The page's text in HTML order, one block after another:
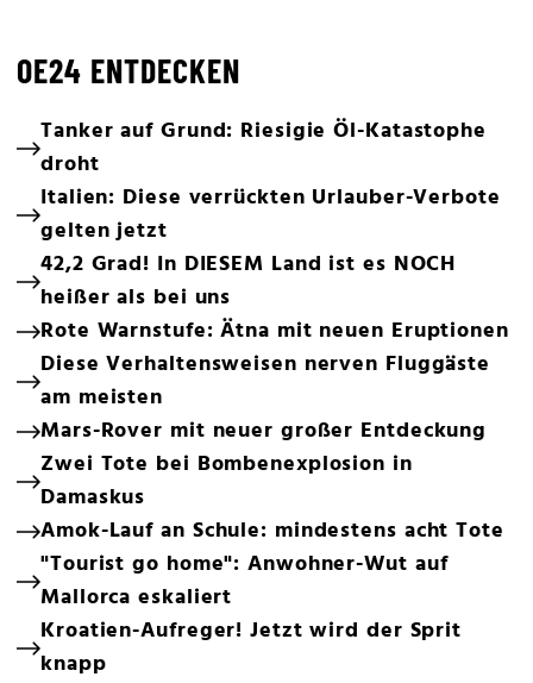
OE24 ENTDECKEN
Tanker auf Grund: Riesigie Öl-Katastophe
droht
Italien: Diese verrückten Urlauber-Verbote
gelten jetzt
42,2 Grad! In DIESEM Land ist es NOCH
heißer als bei uns
Rote Warnstufe: Ätna mit neuen Eruptionen
Diese Verhaltensweisen nerven Fluggäste
am meisten
Mars-Rover mit neuer großer Entdeckung
Zwei Tote bei Bombenexplosion in
Damaskus
Amok-Lauf an Schule: mindestens acht Tote
"Tourist go home": Anwohner-Wut auf
Mallorca eskaliert
Kroatien-Aufreger! Jetzt wird der Sprit
knapp